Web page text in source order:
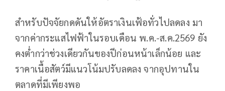
สำหรับปัจจัยกดดันให้อัตราเงินเฟ้อทั่วไปลดลง มา
จากค่ากระแสไฟฟ้าในรอบเดือน พ.ค.-ส.ค.2569 ยัง
คงต่ำกว่าช่วงเดียวกันของปีก่อนหน้าเล็กน้อย และ
ราคาเนื้อสัตว์มีแนวโน้มปรับลดลง จากอุปทานใน
ตลาดที่มีเพียงพอ